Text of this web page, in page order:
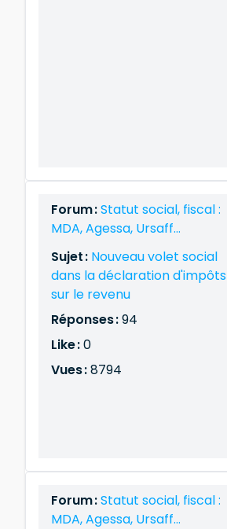
Forum :Statut social, fiscal :
MDA, Agessa, Ursaff...
Sujet : Nouveau volet social
dans la déclaration d'impôts
sur le revenu
Réponses :94
Like :0
Vues :8794
Forum :Statut social, fiscal :
MDA, Agessa, Ursaff...